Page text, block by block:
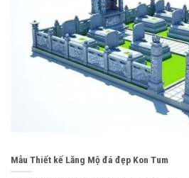
Mẫu Thiết kế Lăng Mộ đá đẹp Kon Tum